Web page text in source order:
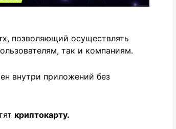
позволяющий осуществлять
так и компаниям.
внутри приложений без
криптокарту.